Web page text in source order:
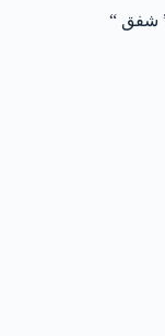
” شفق “